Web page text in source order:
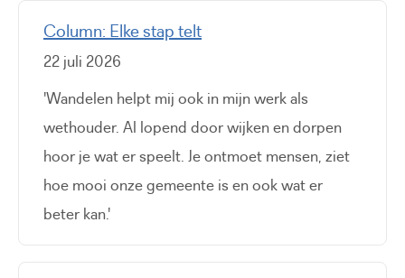
Column: Elke stap telt
22 juli 2026
'Wandelen helpt mij ook in mijn werk als
wethouder. Al lopend door wijken en dorpen
hoor je wat er speelt. Je ontmoet mensen, ziet
hoe mooi onze gemeente is en ook wat er
beter kan.'